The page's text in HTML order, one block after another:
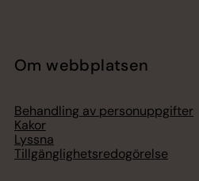
Om webbplatsen
Behandling av personuppgifter
Kakor
Lyssna
Tillgänglighetsredogörelse